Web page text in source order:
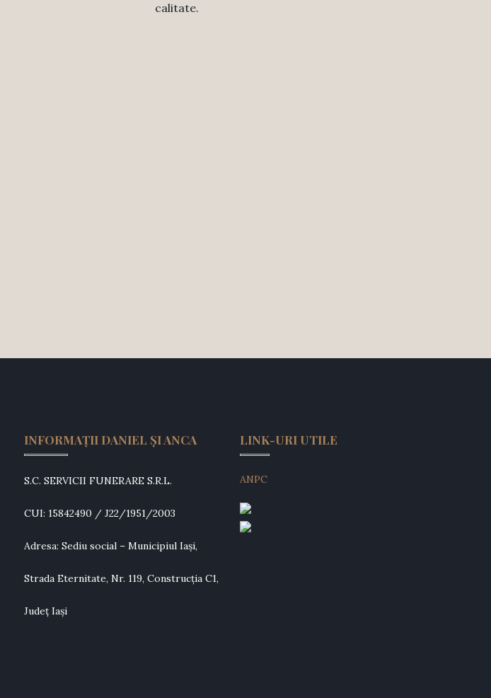
calitate.
INFORMAȚII DANIEL ȘI ANCA
S.C. SERVICII FUNERARE S.R.L.
CUI: 15842490 / J22/1951/2003
Adresa: Sediu social – Municipiul Iași,
Strada Eternitate, Nr. 119, Construcția C1,
Județ Iași
LINK-URI UTILE
ANPC